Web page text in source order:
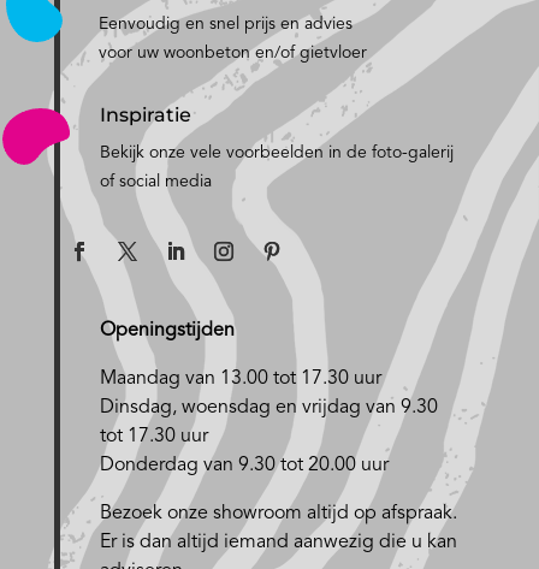
Eenvoudig en snel prijs en advies
voor uw woonbeton en/of gietvloer
Inspiratie
Bekijk onze vele voorbeelden in de foto-galerij
of social media
Openingstijden
Maandag van 13.00 tot 17.30 uur
Dinsdag, woensdag en vrijdag van 9.30
tot 17.30 uur
Donderdag van 9.30 tot 20.00 uur
Bezoek onze showroom altijd op afspraak.
Er is dan altijd iemand aanwezig die u kan